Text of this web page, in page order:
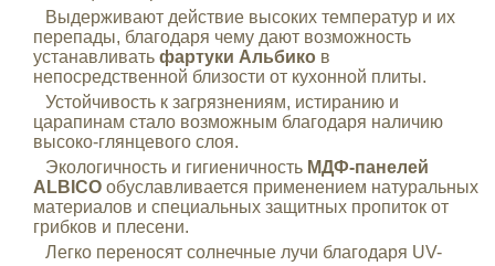
Выдерживают действие высоких температур и их
перепады, благодаря чему дают возможность
устанавливать фартуки Альбиков
непосредственной близости от кухонной плиты.
Устойчивость к загрязнениям, истиранию и
царапинам стало возможным благодаря наличию
высоко-глянцевого слоя.
Экологичность и гигиеничность МДФ-панелей
ALBICOобуславливается применением натуральных
материалов и специальных защитных пропиток от
грибков и плесени.
Легко переносят солнечные лучи благодаря UV-